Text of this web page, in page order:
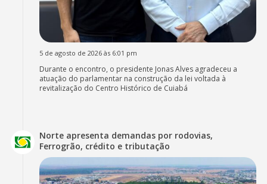
5 de agosto de 2026 às 6:01 pm
Durante o encontro, o presidente Jonas Alves agradeceu a
atuação do parlamentar na construção da lei voltada à
revitalização do Centro Histórico de Cuiabá
Norte apresenta demandas por rodovias,
Ferrogrão, crédito e tributação